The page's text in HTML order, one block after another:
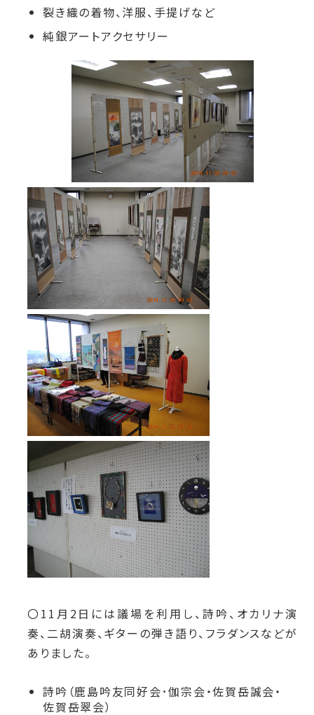
裂き織の着物、洋服、手提げなど
純銀アートアクセサリー
〇11月2日には議場を利用し、詩吟、オカリナ演
奏、二胡演奏、ギターの弾き語り、フラダンスなどが
ありました。
詩吟（鹿島吟友同好会･伽宗会・佐賀岳誠会・
佐賀岳翠会）